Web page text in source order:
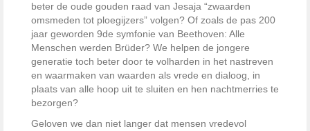
beter de oude gouden raad van Jesaja “zwaarden
omsmeden tot ploegijzers” volgen? Of zoals de pas 200
jaar geworden 9de symfonie van Beethoven: Alle
Menschen werden Brüder? We helpen de jongere
generatie toch beter door te volharden in het nastreven
en waarmaken van waarden als vrede en dialoog, in
plaats van alle hoop uit te sluiten en hen nachtmerries te
bezorgen?
Geloven we dan niet langer dat mensen vredevol